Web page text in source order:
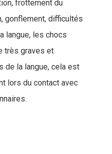
frottement du
gonflement, difficultés
langue, les chocs
très graves et
de la langue, cela est
lors du contact avec